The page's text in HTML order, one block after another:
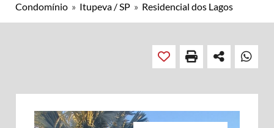
Condomínio » Itupeva / SP » Residencial dos Lagos